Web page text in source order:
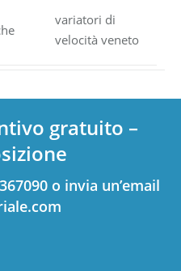
variatori di
velocità veneto
gratuito –
o invia un’email